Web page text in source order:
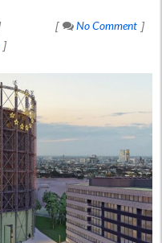
No Comment